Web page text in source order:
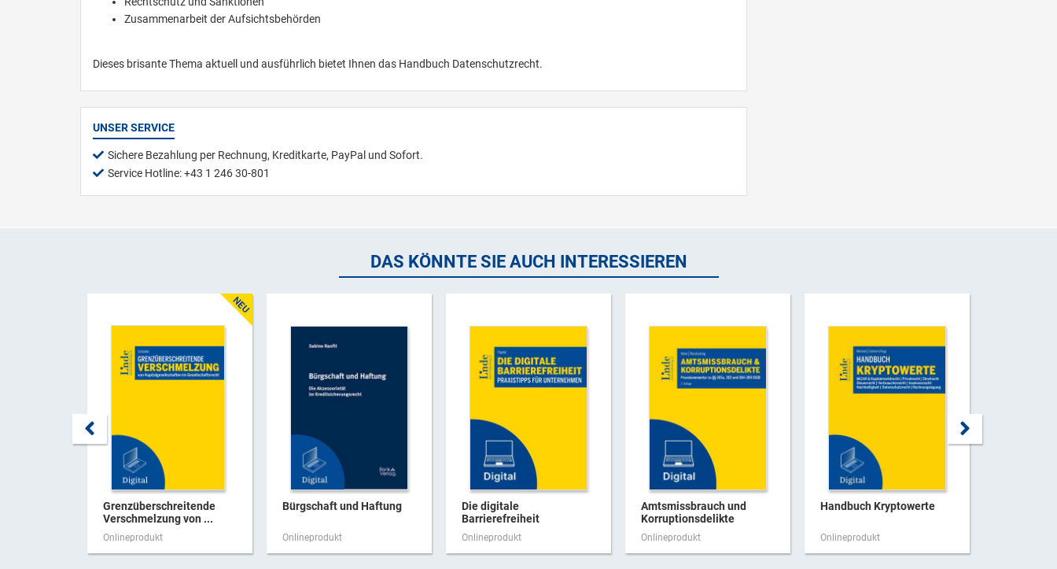
Zusammenarbeit der Aufsichtsbehörden
Dieses brisante Thema aktuell und ausführlich bietet Ihnen das Handbuch Datenschutzrecht.
UNSER SERVICE
Sichere Bezahlung per Rechnung, Kreditkarte, PayPal und Sofort.
Service Hotline: +43 1 246 30-801
DAS KÖNNTE SIE AUCH INTERESSIEREN
Grenzüberschreitende
Verschmelzung von ...
Onlineprodukt
Bürgschaft und Haftung
Onlineprodukt
Die digitale
Barrierefreiheit
Onlineprodukt
Amtsmissbrauch und
Korruptionsdelikte
Onlineprodukt
Handbuch Kryptowerte
Onlineprodukt